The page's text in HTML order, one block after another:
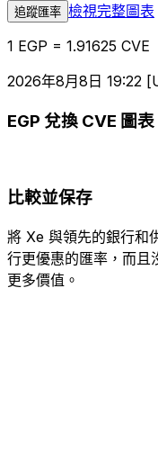
追蹤匯率 檢視完整圖表
1 EGP = 1.91625 CVE
2026年8月8日 19:22
EGP 兌換 CVE 圖表
比較並保存
將 Xe 與領先的銀行和
行更優惠的匯率，而且
更多價值。